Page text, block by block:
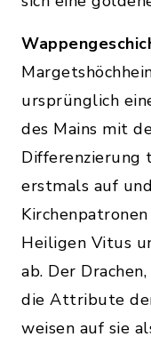
ursprünglich
des Mains mit
Differenzierung
erstmals auf
Heiligen Vitus
ab. Der
die Attribute
weisen auf sie